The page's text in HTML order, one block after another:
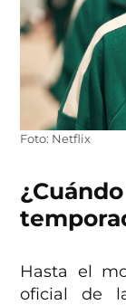
Foto: Netflix
Hasta el
oficial de